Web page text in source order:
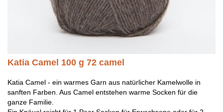
Katia Camel 100 g 72 camel
Katia Camel - ein warmes Garn aus natürlicher Kamelwolle in
sanften Farben. Aus Camel entstehen warme Socken für die
ganze Familie.